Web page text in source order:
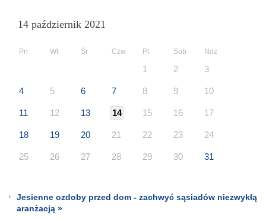
14 październik 2021
Pn Wt Śr Czw Pt Sob Ndz
1 2 3
4 5 6 7 8 9 10
11 12 13 14 15 16 17
18 19 20 21 22 23 24
25 26 27 28 29 30 31
Jesienne ozdoby przed dom - zachwyć sąsiadów niezwykłą
aranżacją »